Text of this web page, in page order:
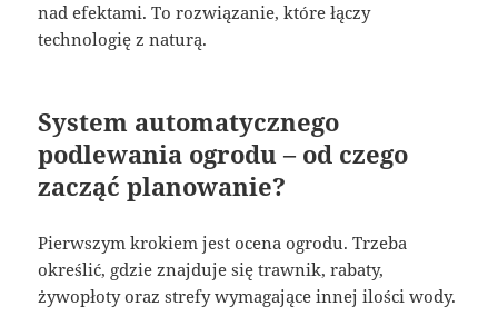
nad efektami. To rozwiązanie, które łączy
technologię z naturą.
System automatycznego
podlewania ogrodu – od czego
zacząć planowanie?
Pierwszym krokiem jest ocena ogrodu. Trzeba
określić, gdzie znajduje się trawnik, rabaty,
żywopłoty oraz strefy wymagające innej ilości wody.